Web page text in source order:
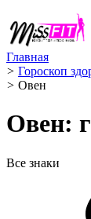
Главная
> Гороскоп
> Овен ️
Овен:
Все знаки